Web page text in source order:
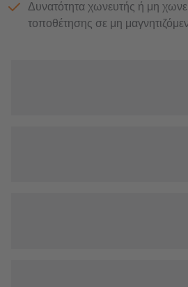
Δυνατότητα χωνευτής ή μη
τοποθέτησης σε μη